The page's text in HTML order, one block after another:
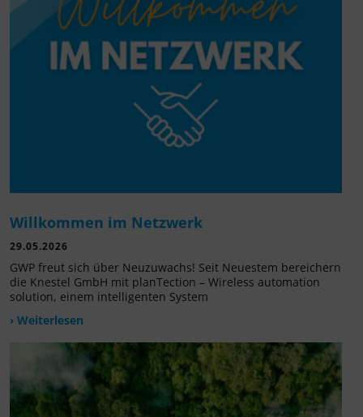
Willkommen im Netzwerk
29.05.2026
GWP freut sich über Neuzuwachs! Seit Neuestem bereichern
die Knestel GmbH mit planTection – Wireless automation
solution, einem intelligenten System
› Weiterlesen